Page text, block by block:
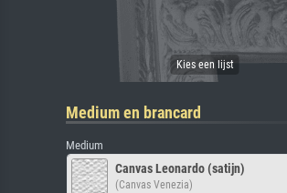
Medium en brancard
Medium
Canvas Leonardo (satijn)
(Canvas Venezia)